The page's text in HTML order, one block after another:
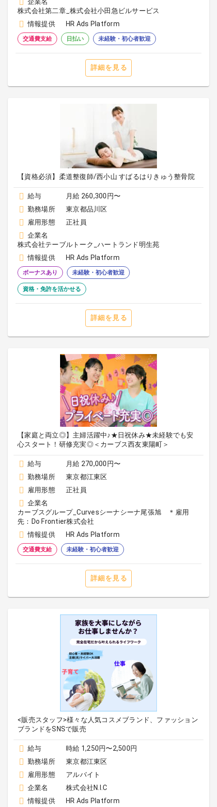
株式会社第二章_株式会社小田急ビルサービス
情報提供
HR Ads Platform
交通費支給 日払い 未経験・初心者歓迎
詳細を見る
【資格必須】柔道整復師/西小山 すばるはりきゅう整骨院
給与
月給 260,300円〜
勤務場所
東京都品川区
雇用形態
正社員
企業名
株式会社テーブルトーク_ハートランド明生苑
情報提供
HR Ads Platform
ボーナスあり 未経験・初心者歓迎
資格・免許を活かせる
詳細を見る
【家庭と両立◎】主婦活躍中♪★日祝休み★未経験でも安
心スタート！研修充実◎＜カーブス西友東陽町＞
給与
月給 270,000円〜
勤務場所
東京都江東区
雇用形態
正社員
企業名
カーブスグループ_Curvesシーナシーナ尾張旭 ＊雇用
先：Do Frontier株式会社
情報提供
HR Ads Platform
交通費支給 未経験・初心者歓迎
詳細を見る
<販売スタッフ>様々な人気コスメブランド、ファッション
ブランドをSNSで販売
給与
時給 1,250円〜2,500円
勤務場所
東京都江東区
雇用形態
アルバイト
企業名
株式会社N.I.C
情報提供
HR Ads Platform